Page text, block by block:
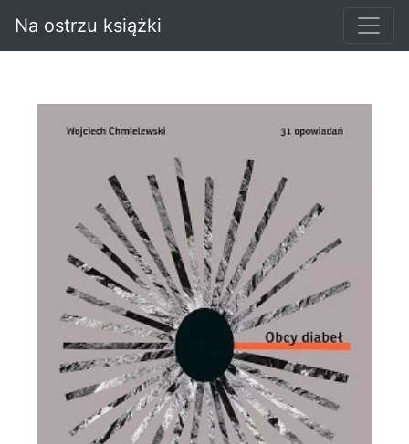
Na ostrzu książki